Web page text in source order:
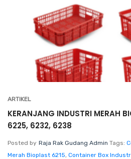
ARTIKEL
KERANJANG INDUSTRI MERAH
6225, 6232, 6238
Posted by Raja Rak Gudang Admin Tags:
Merah Bioplast 6215, Container Box